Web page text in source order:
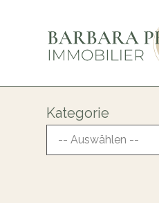
Kategorie
-- Auswählen --